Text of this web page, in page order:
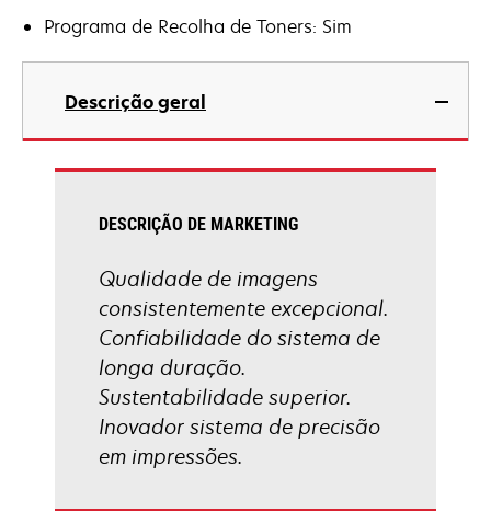
Programa de Recolha de Toners: Sim
Descrição geral
DESCRIÇÃO DE MARKETING
Qualidade de imagens
consistentemente excepcional.
Confiabilidade do sistema de
longa duração.
Sustentabilidade superior.
Inovador sistema de precisão
em impressões.